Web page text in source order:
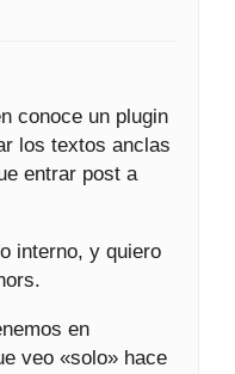
conoce un plugin
los textos anclas
entrar post a
interno, y quiero
en
veo «solo» hace